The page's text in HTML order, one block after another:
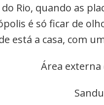
Rio, quando as
é só ficar de
está a casa, com
Área